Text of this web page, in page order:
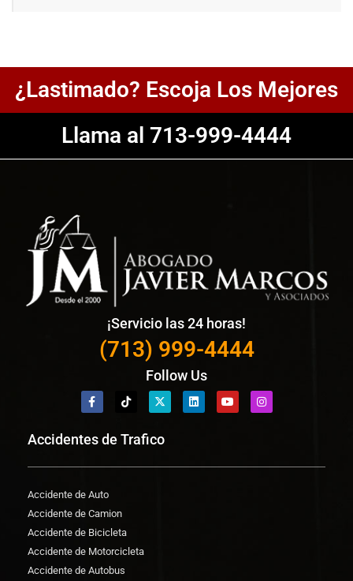
¿Lastimado? Escoja Los Mejores
Llama al 713-999-4444
¡Servicio las 24 horas!
(713) 999-4444
Follow Us
Accidentes de Trafico
Accidente de Auto
Accidente de Camion
Accidente de Bicicleta
Accidente de Motorcicleta
Accidente de Autobus